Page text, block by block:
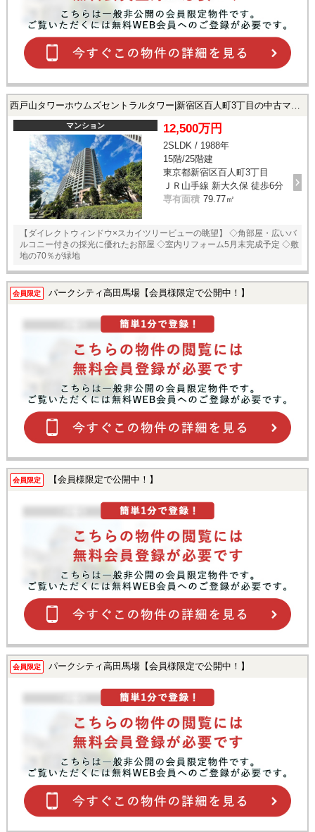
マンション 12,500万円
2SLDK / 1988年
15階/25階建
東京都新宿区百人町3丁目
ＪＲ山手線 新大久保 徒歩6分
専有面積 79.77㎡
【ダイレクトウィンドウ×スカイツリービューの眺望】 ◇角部屋・広いバ
ルコニー付きの採光に優れたお部屋 ◇室内リフォーム5月末完成予定 ◇敷
地の70％が緑地
会員限定 パークシティ高田馬場【会員様限定で公開中！】
会員限定 【会員様限定で公開中！】
会員限定 パークシティ高田馬場【会員様限定で公開中！】